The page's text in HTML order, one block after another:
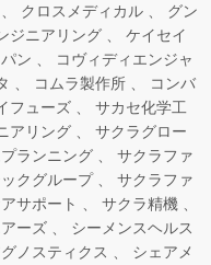
クロスメディカル
グン
ジニアリング
ケイセイ
ン
コヴィディエンジャ
コムラ製作所
コンバ
フューズ
サカセ化学工
アリング
サクラグロー
ランニング
サクラファ
クグループ
サクラファ
サポート
サクラ精機
ーズ
シーメンスヘルス
ノスティクス シェアメ